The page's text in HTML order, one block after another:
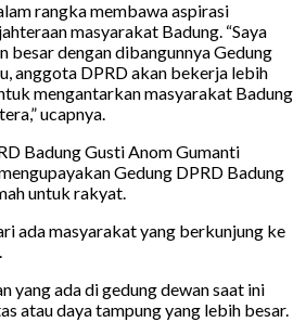
rangka membawa aspirasi
masyarakat Badung. “Saya
besar dengan dibangunnya Gedung
anggota DPRD akan bekerja lebih
mengantarkan masyarakat Badung
ucapnya.
Badung Gusti Anom Gumanti
Gedung DPRD Badung
untuk rakyat.
ada masyarakat yang berkunjung ke
yang ada di gedung dewan saat ini
atau daya tampung yang lebih besar.